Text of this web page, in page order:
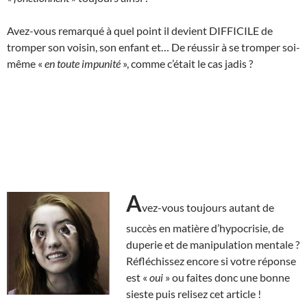
Avez-vous remarqué à quel point il devient DIFFICILE de
tromper son voisin, son enfant et… De réussir à se tromper soi-
même « en toute impunité », comme c’était le cas jadis ?
Avez-vous toujours autant de
succès en matière d’hypocrisie, de
duperie et de manipulation mentale ?
Réfléchissez encore si votre réponse
est « oui » ou faites donc une bonne
sieste puis relisez cet article !